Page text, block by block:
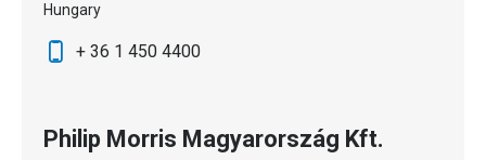
Hungary
+ 36 1 450 4400
Philip Morris Magyarország Kft.